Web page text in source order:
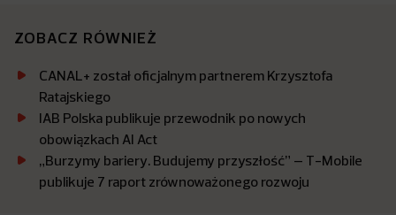
ZOBACZ RÓWNIEŻ
CANAL+ został oficjalnym partnerem Krzysztofa
Ratajskiego
IAB Polska publikuje przewodnik po nowych
obowiązkach AI Act
„Burzymy bariery. Budujemy przyszłość” – T-Mobile
publikuje 7 raport zrównoważonego rozwoju